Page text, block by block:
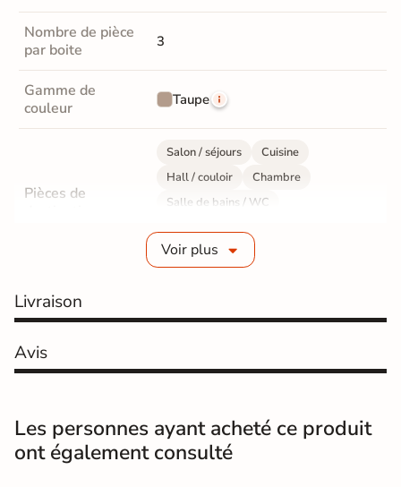
Nombre de pièce
par boite
3
Gamme de
couleur
Taupe
Pièces de
Salon / séjours
Cuisine
Hall / couloir
Chambre
Salle de bains / WC
Sol intérieur
Fabrication
Résistance à
Masse colorée Oui
Voir plus
Livraison
Avis
Les personnes ayant acheté ce produit
ont également consulté